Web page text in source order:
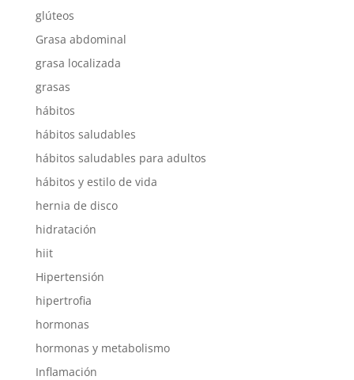
glúteos
Grasa abdominal
grasa localizada
grasas
hábitos
hábitos saludables
hábitos saludables para adultos
hábitos y estilo de vida
hernia de disco
hidratación
hiit
Hipertensión
hipertrofia
hormonas
hormonas y metabolismo
Inflamación